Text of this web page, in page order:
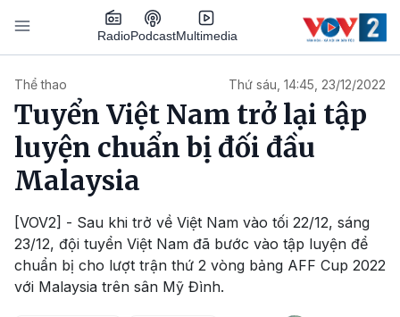
Nhảy đến nội dung
RadioPodcastMultimedia
Thể thao Thứ sáu, 14:45, 23/12/2022
Tuyển Việt Nam trở lại tập
luyện chuẩn bị đối đầu
Malaysia
[VOV2] - Sau khi trở về Việt Nam vào tối 22/12, sáng
23/12, đội tuyển Việt Nam đã bước vào tập luyện để
chuẩn bị cho lượt trận thứ 2 vòng bảng AFF Cup 2022
với Malaysia trên sân Mỹ Đình.